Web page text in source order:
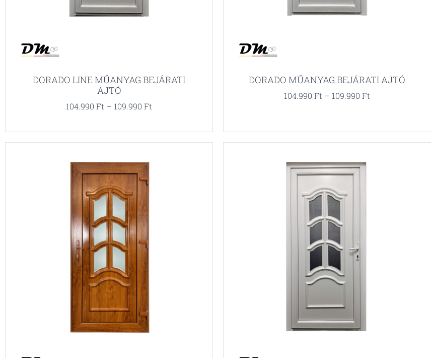
DORADO LINE MŰANYAG BEJÁRATI
AJTÓ
104.990Ft – 109.990Ft
DORADO MŰANYAG BEJÁRATI AJTÓ
104.990Ft – 109.990Ft